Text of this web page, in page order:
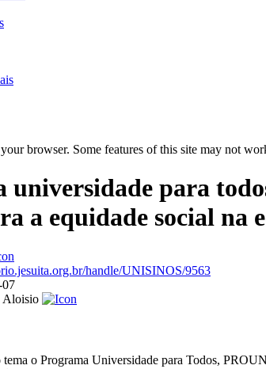
browser. Some features of this site may not
universidade para
a equidade social na
handle/UNISINOS/9563
07
Aloisio
tema o Programa Universidade para Todos,